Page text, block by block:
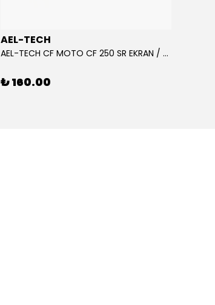
AEL-TECH
AEL-TECH CF MOTO CF 250 SR EKRAN / GÖSTERGE KORUYUCU 2023-2025
₺ 160.00